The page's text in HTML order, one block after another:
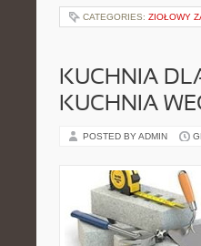
CATEGORIES: ZIOŁOWY
KUCHNIA
KUCHNIA
POSTED BY ADMIN